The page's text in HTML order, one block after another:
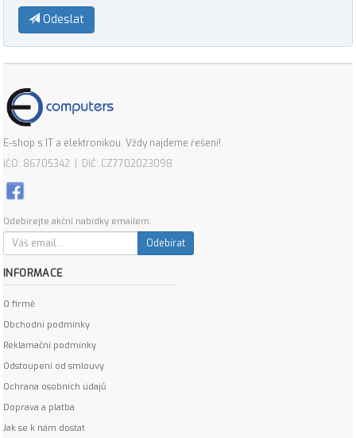
Odeslat
E-shop s IT a elektronikou. Vždy najdeme řešení!
IČO: 86705342 | DIČ: CZ7702023098
Odebírejte akční nabídky emailem:
Odebírat
INFORMACE
O firmě
Obchodní podmínky
Reklamační podmínky
Odstoupení od smlouvy
Ochrana osobních údajů
Doprava a platba
Jak se k nám dostat